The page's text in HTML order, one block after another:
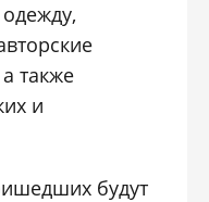
также
и
будут